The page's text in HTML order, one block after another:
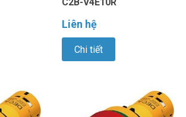
Liên hệ
Chi tiết